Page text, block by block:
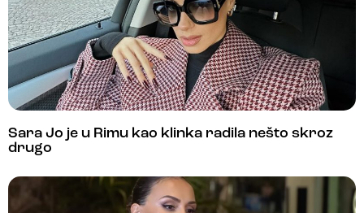
Sara Jo je u Rimu kao klinka radila nešto skroz
drugo